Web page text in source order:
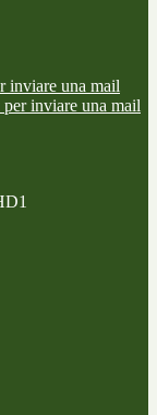
inviare una mail
inviare una mail